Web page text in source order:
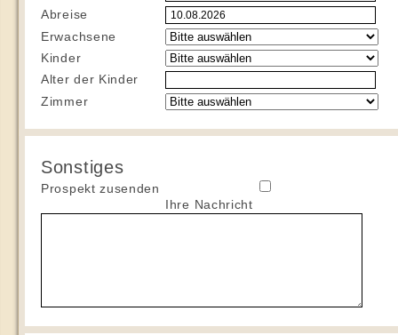
Abreise
Erwachsene
Kinder
Alter der Kinder
Zimmer
Sonstiges
Prospekt zusenden
Ihre Nachricht